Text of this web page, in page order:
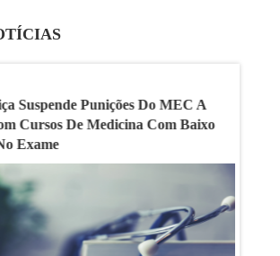
Suspende Punições Do MEC A
Cursos De Medicina Com Baixo
Exame